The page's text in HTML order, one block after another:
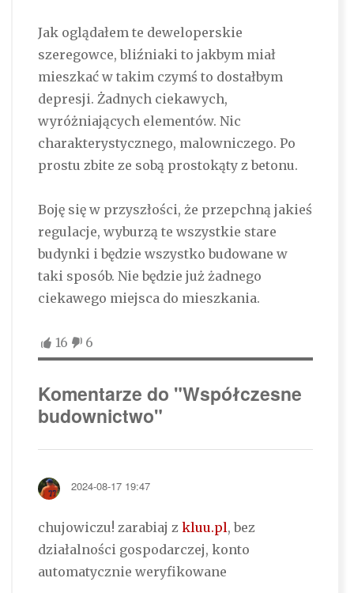
Jak oglądałem te deweloperskie
szeregowce, bliźniaki to jakbym miał
mieszkać w takim czymś to dostałbym
depresji. Żadnych ciekawych,
wyróżniających elementów. Nic
charakterystycznego, malowniczego. Po
prostu zbite ze sobą prostokąty z betonu.
Boję się w przyszłości, że przepchną jakieś
regulacje, wyburzą te wszystkie stare
budynki i będzie wszystko budowane w
taki sposób. Nie będzie już żadnego
ciekawego miejsca do mieszkania.
16 6
Komentarze do "Współczesne
budownictwo"
2024-08-17 19:47
chujowiczu! zarabiaj z kluu.pl, bez
działalności gospodarczej, konto
automatycznie weryfikowane